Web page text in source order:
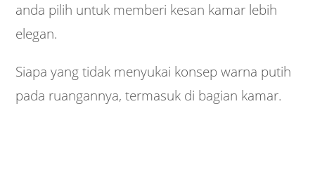
anda pilih untuk memberi kesan kamar lebih
elegan.
Siapa yang tidak menyukai konsep warna putih
pada ruangannya, termasuk di bagian kamar.